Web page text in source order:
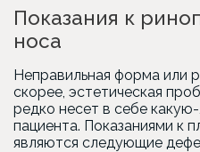
Показания к
носа
Неправильная форма или
скорее, эстетическая
редко несет в себе
пациента. Показаниями к
являются следующие